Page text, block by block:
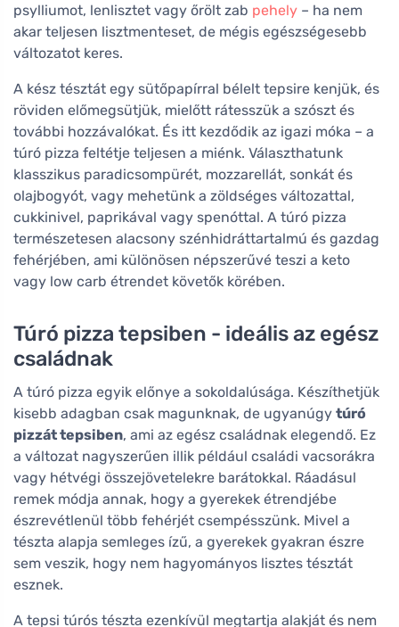
psylliumot, lenlisztet vagy őrölt zab pehely – ha nem
akar teljesen lisztmenteset, de mégis egészségesebb
változatot keres.
A kész tésztát egy sütőpapírral bélelt tepsire kenjük, és
röviden előmegsütjük, mielőtt rátesszük a szószt és
további hozzávalókat. És itt kezdődik az igazi móka – a
túró pizza feltétje teljesen a miénk. Választhatunk
klasszikus paradicsompürét, mozzarellát, sonkát és
olajbogyót, vagy mehetünk a zöldséges változattal,
cukkinivel, paprikával vagy spenóttal. A túró pizza
természetesen alacsony szénhidráttartalmú és gazdag
fehérjében, ami különösen népszerűvé teszi a keto
vagy low carb étrendet követők körében.
Túró pizza tepsiben - ideális az egész
családnak
A túró pizza egyik előnye a sokoldalúsága. Készíthetjük
kisebb adagban csak magunknak, de ugyanúgy túró
pizzát tepsiben, ami az egész családnak elegendő. Ez
a változat nagyszerűen illik például családi vacsorákra
vagy hétvégi összejövetelekre barátokkal. Ráadásul
remek módja annak, hogy a gyerekek étrendjébe
észrevétlenül több fehérjét csempésszünk. Mivel a
tészta alapja semleges ízű, a gyerekek gyakran észre
sem veszik, hogy nem hagyományos lisztes tésztát
esznek.
A tepsi túrós tészta ezenkívül megtartja alakját és nem